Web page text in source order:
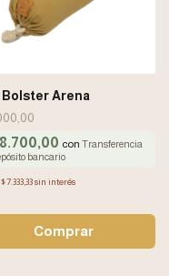
Bolster Arena
con Transferencia
bancario
$7.333,33 sin interés